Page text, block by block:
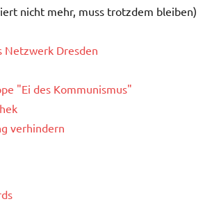
nicht mehr, muss trotzdem bleiben)
Netzwerk Dresden
"Ei des Kommunismus"
verhindern